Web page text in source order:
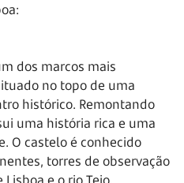
dos marcos mais
no topo de uma
histórico. Remontando
uma história rica e uma
O castelo é conhecido
torres de observação